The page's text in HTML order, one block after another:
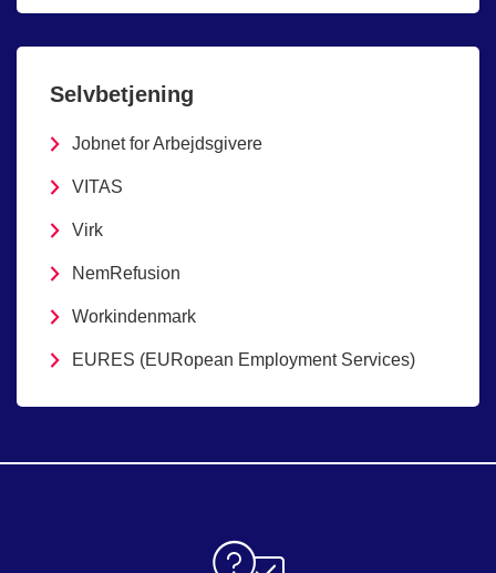
Selvbetjening
Jobnet for Arbejdsgivere
VITAS
Virk
NemRefusion
Workindenmark
EURES (EURopean Employment Services)